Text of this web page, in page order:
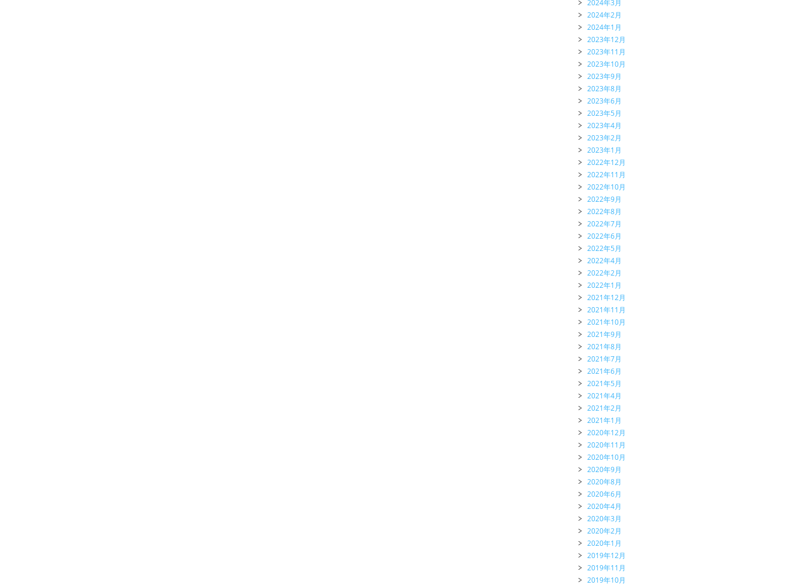
2024年3月
2024年2月
2024年1月
2023年12月
2023年11月
2023年10月
2023年9月
2023年8月
2023年6月
2023年5月
2023年4月
2023年2月
2023年1月
2022年12月
2022年11月
2022年10月
2022年9月
2022年8月
2022年7月
2022年6月
2022年5月
2022年4月
2022年2月
2022年1月
2021年12月
2021年11月
2021年10月
2021年9月
2021年8月
2021年7月
2021年6月
2021年5月
2021年4月
2021年2月
2021年1月
2020年12月
2020年11月
2020年10月
2020年9月
2020年8月
2020年6月
2020年4月
2020年3月
2020年2月
2020年1月
2019年12月
2019年11月
2019年10月